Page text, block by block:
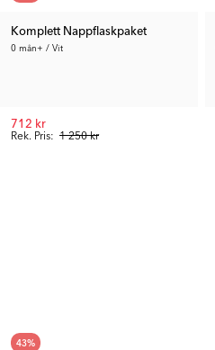
Komplett Nappflaskpaket
0 mån+ / Vit
Rek. Pris: 1 250 kr
712 kr
43%